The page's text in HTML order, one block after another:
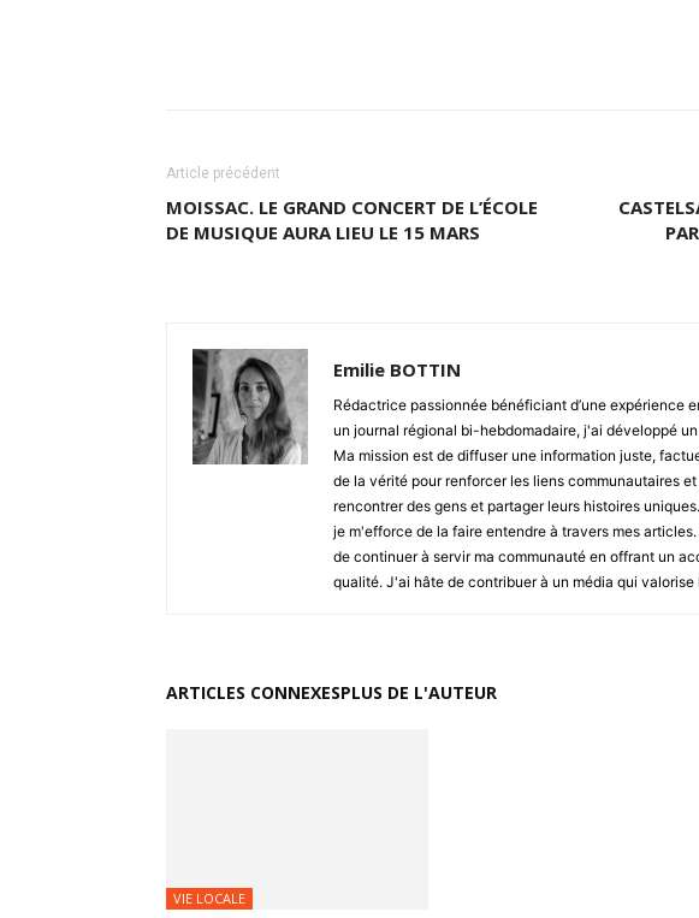
Article précédent
MOISSAC. LE GRAND CONCERT DE L’ÉCOLE
DE MUSIQUE AURA LIEU LE 15 MARS
Emilie BOTTIN
Rédactrice passionnée bénéficiant d’une expérience
un journal régional bi-hebdomadaire, j'ai développé
Ma mission est de diffuser une information juste,
de la vérité pour renforcer les liens communautaires
rencontrer des gens et partager leurs histoires
je m'efforce de la faire entendre à travers mes
de continuer à servir ma communauté en offrant un
qualité. J'ai hâte de contribuer à un média qui
ARTICLES CONNEXESPLUS DE L'AUTEUR
VIE LOCALE